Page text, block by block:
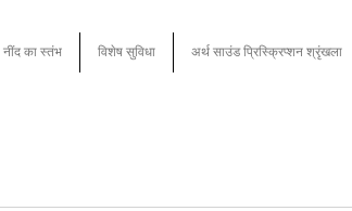
नींद का स्तंभ विशेष सुविधा अर्थ साउंड प्रिस्क्रिप्शन श्रृंखला